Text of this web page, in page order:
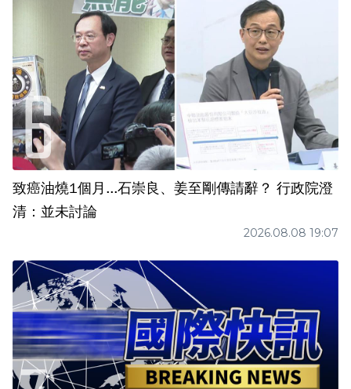
致癌油燒1個月...石崇良、姜至剛傳請辭？ 行政院澄
清：並未討論
2026.08.08 19:07